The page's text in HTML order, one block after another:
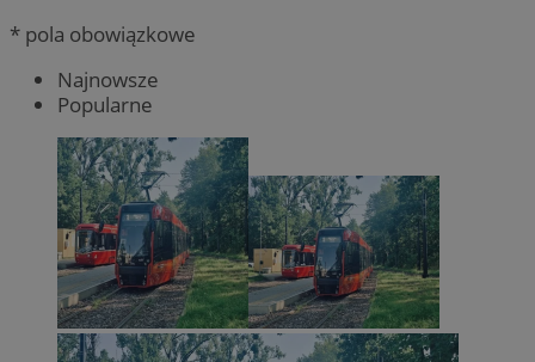
* pola obowiązkowe
Najnowsze
Popularne